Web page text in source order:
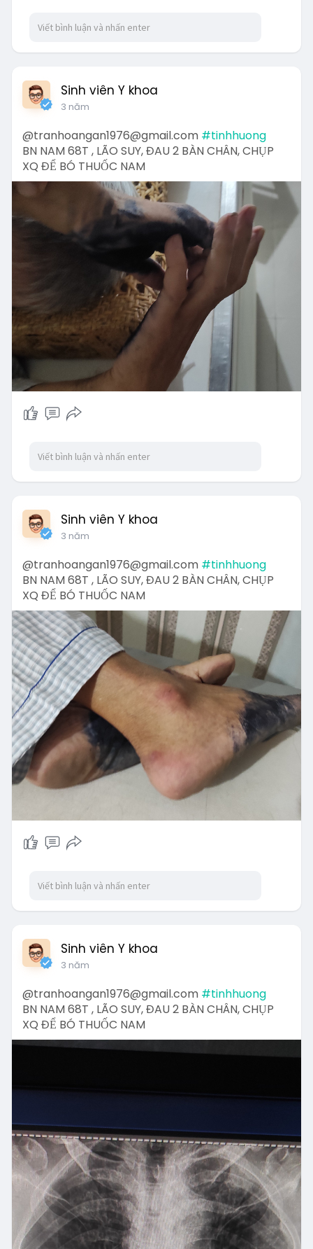
Sinh viên Y khoa
3 năm
@tranhoangan1976@gmail.com #tinhhuong
BN NAM 68T , LÃO SUY, ĐAU 2 BÀN CHÂN, CHỤP
XQ ĐỂ BÓ THUỐC NAM
Sinh viên Y khoa
3 năm
@tranhoangan1976@gmail.com #tinhhuong
BN NAM 68T , LÃO SUY, ĐAU 2 BÀN CHÂN, CHỤP
XQ ĐỂ BÓ THUỐC NAM
Sinh viên Y khoa
3 năm
@tranhoangan1976@gmail.com #tinhhuong
BN NAM 68T , LÃO SUY, ĐAU 2 BÀN CHÂN, CHỤP
XQ ĐỂ BÓ THUỐC NAM